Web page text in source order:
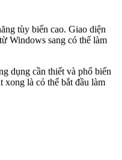
tùy biến cao. Giao diện
Windows sang có thể làm
dụng cần thiết và phổ biến
là có thể bắt đầu làm